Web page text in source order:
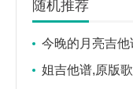
随机推荐
今晚的月亮吉
学,六线谱指弹简
姐吉他谱,原版